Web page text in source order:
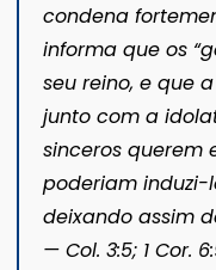
condena
informa que os
seu reino, e que
junto com a
sinceros querem
poderiam induzi-
deixando assim
— Col. 3:5; 1 Cor.